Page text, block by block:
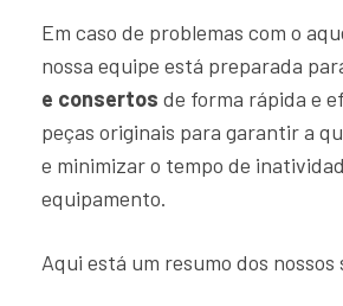
Em caso de problemas com o
nossa equipe está preparada
e consertos de forma rápida e
peças originais para garantir a
e minimizar o tempo de
equipamento.
Aqui está um resumo dos nossos